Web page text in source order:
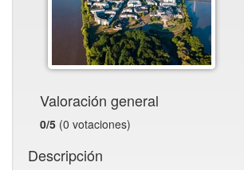
Valoración general
0/5 (0 votaciones)
Descripción